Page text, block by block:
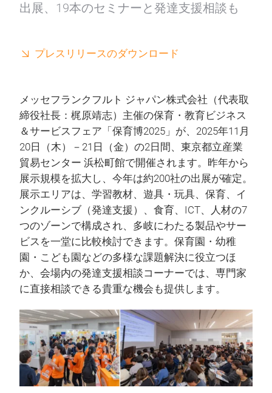
出展、19本のセミナーと発達支援相談も
プレスリリースのダウンロード
メッセフランクフルト ジャパン株式会社（代表取
締役社長：梶原靖志）主催の保育・教育ビジネス
＆サービスフェア「保育博2025」が、2025年11月
20日（木）－21日（金）の2日間、東京都立産業
貿易センター 浜松町館で開催されます。昨年から
展示規模を拡大し、今年は約200社の出展が確定。
展示エリアは、学習教材、遊具・玩具、保育、イ
ンクルーシブ（発達支援）、食育、ICT、人材の7
つのゾーンで構成され、多岐にわたる製品やサー
ビスを一堂に比較検討できます。保育園・幼稚
園・こども園などの多様な課題解決に役立つほ
か、会場内の発達支援相談コーナーでは、専門家
に直接相談できる貴重な機会も提供します。